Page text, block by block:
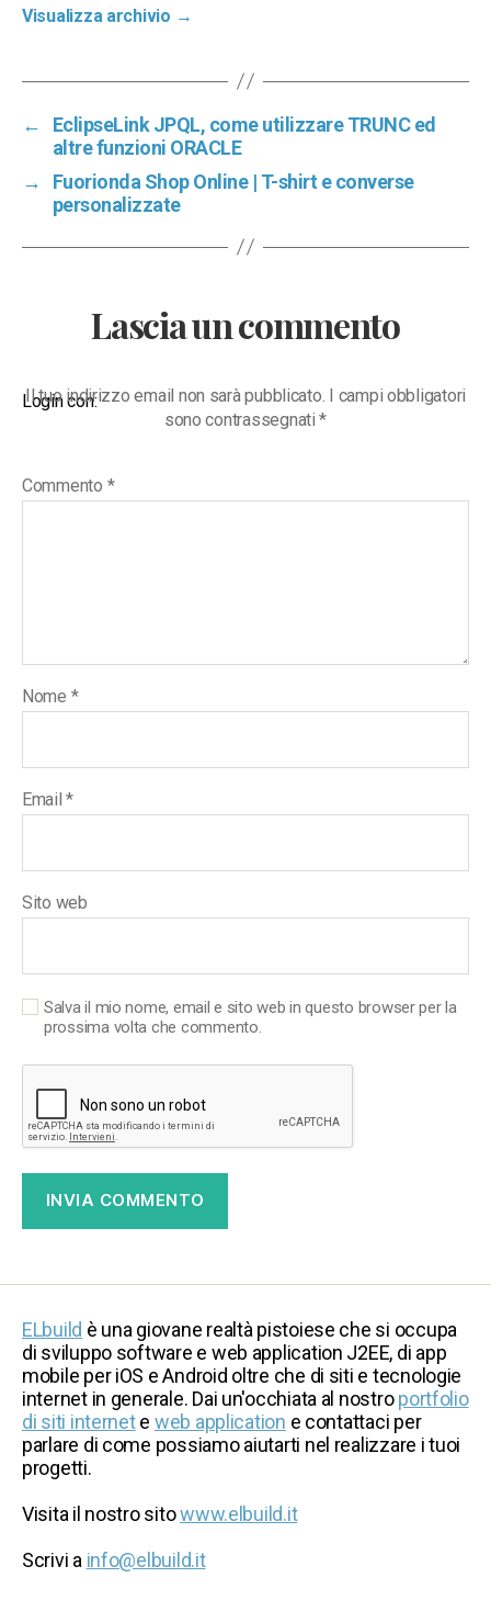
Visualizza archivio →
←
EclipseLink JPQL, come utilizzare TRUNC ed
altre funzioni ORACLE
→
Fuorionda Shop Online | T-shirt e converse
personalizzate
Lascia un commento
Login con:
Il tuo indirizzo email non sarà pubblicato. I campi obbligatori
sono contrassegnati*
Commento *
Nome *
Email*
Sito web
Salva il mio nome, email e sito web in questo browser per la
prossima volta che commento.
ELbuild è una giovane realtà pistoiese che si occupa
di sviluppo software e web application J2EE, di app
mobile per iOS e Android oltre che di siti e tecnologie
internet in generale. Dai un'occhiata al nostroportfolio
di siti internete web application e contattaci per
parlare di come possiamo aiutarti nel realizzare i tuoi
progetti.
Visita il nostro sitowww.elbuild.it
Scrivi a info@elbuild.it